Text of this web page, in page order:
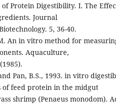
Protein Digestibility. I. The
Journal
5, 36-40.
An in vitro method for
Aquaculture,
Pan, B.S., 1993. in vitro
of feed protein in the midgut
shrimp (Penaeus monodom).